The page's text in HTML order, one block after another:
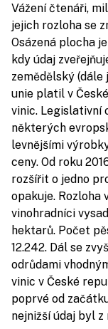
Vážení čtenáři,
jejich rozloha se
Osázená plocha
kdy údaj
zemědělský (dále
unie platil v
vinic. Legislativní
některých
levnějšími
ceny. Od roku
rozšířit o jedno
opakuje. Rozloha
vinohradníci
hektarů. Počet
12.242. Dál se
odrůdami
vinic v České
poprvé od
nejnižší údaj byl z